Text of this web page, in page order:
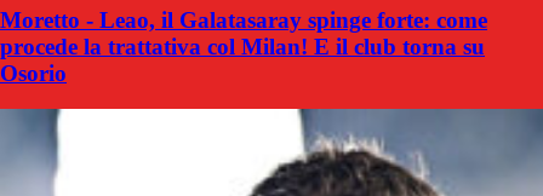
Moretto - Leao, il Galatasaray spinge forte: come
procede la trattativa col Milan! E il club torna su
Osorio